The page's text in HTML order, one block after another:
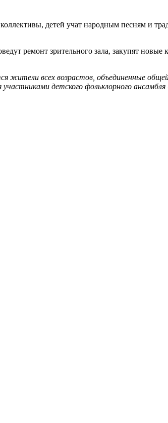
детей учат народным песням и
ремонт зрительного зала, закупят новые
всех возрастов, объединенные
детского фольклорного ансамбля